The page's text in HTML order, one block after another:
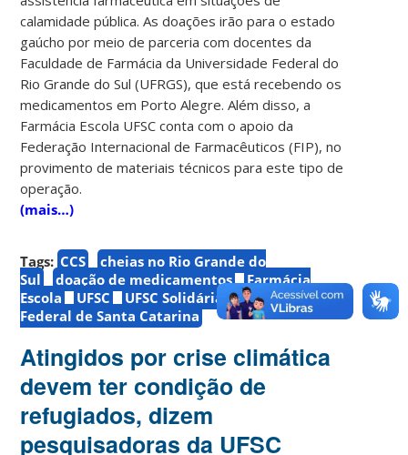
calamidade pública. As doações irão para o estado
gaúcho por meio de parceria com docentes da
Faculdade de Farmácia da Universidade Federal do
Rio Grande do Sul (UFRGS), que está recebendo os
medicamentos em Porto Alegre. Além disso, a
Farmácia Escola UFSC conta com o apoio da
Federação Internacional de Farmacêuticos (FIP), no
provimento de materiais técnicos para este tipo de
operação.
(mais…)
Tags: CCS
cheias no Rio Grande do
Sul
doação de medicamentos
Farmácia
Escola
UFSC UFSC Solidária
Universidade
Federal de Santa Catarina
Atingidos por crise climática
devem ter condição de
refugiados, dizem
pesquisadoras da UFSC